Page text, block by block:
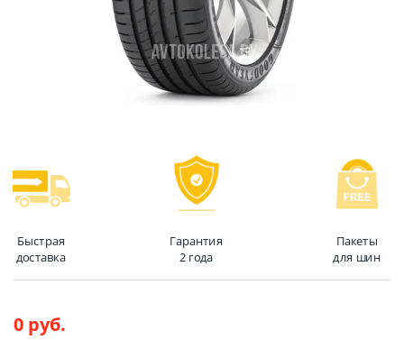
Быстрая
доставка
Гарантия
2 года
Пакеты
для шин
0 руб.